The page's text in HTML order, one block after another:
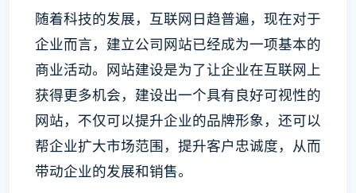
随着科技的发展，互联网日趋普遍，现在对于
企业而言，建立公司网站已经成为一项基本的
商业活动。网站建设是为了让企业在互联网上
获得更多机会，建设出一个具有良好可视性的
网站，不仅可以提升企业的品牌形象，还可以
帮企业扩大市场范围，提升客户忠诚度，从而
带动企业的发展和销售。